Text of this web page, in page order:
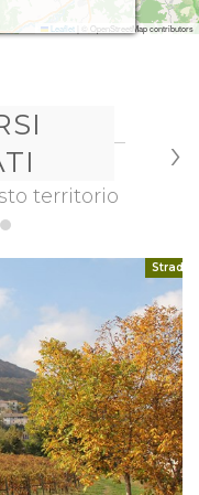
Leaflet © OpenStreetMap contributors
territorio
Strada
›